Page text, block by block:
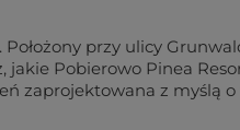
przy ulicy
jakie Pobierowo Pinea
zaprojektowana z myślą